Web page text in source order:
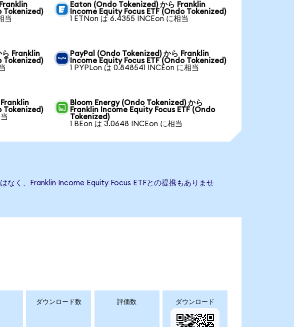
Tokenized)
当
Eaton (Ondo Tokenized) から Franklin
Income Equity Focus ETF (Ondo Tokenized)
1 ETNon は 6.4355 INCEon に相当
Franklin
Tokenized)
PayPal (Ondo Tokenized) から Franklin
Income Equity Focus ETF (Ondo Tokenized)
1 PYPLon は 0.848541 INCEon に相当
Tokenized)
Bloom Energy (Ondo Tokenized) から
Franklin Income Equity Focus ETF (Ondo
Tokenized)
1 BEon は 3.0648 INCEon に相当
なく、Franklin Income Equity Focus ETFとの提携もありませ
ダウンロード数 評価数 ダウンロード